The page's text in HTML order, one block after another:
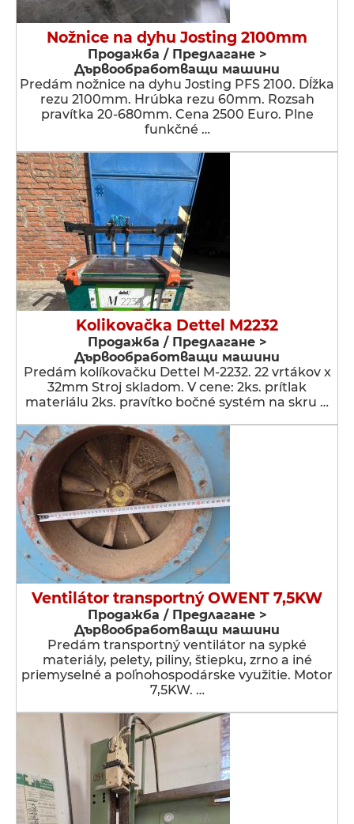
Nožnice na dyhu Josting 2100mm
Продажба / Предлагане >
Дървообработващи машини
Predám nožnice na dyhu Josting PFS 2100. Dĺžka
rezu 2100mm. Hrúbka rezu 60mm. Rozsah
pravítka 20-680mm. Cena 2500 Euro. Plne
funkčné …
Kolikovačka Dettel M2232
Продажба / Предлагане >
Дървообработващи машини
Predám kolíkovačku Dettel M-2232. 22 vrtákov x
32mm Stroj skladom. V cene: 2ks. prítlak
materiálu 2ks. pravítko bočné systém na skru …
Ventilátor transportný OWENT 7,5KW
Продажба / Предлагане >
Дървообработващи машини
Predám transportný ventilátor na sypké
materiály, pelety, piliny, štiepku, zrno a iné
priemyselné a poľnohospodárske využitie. Motor
7,5KW. …